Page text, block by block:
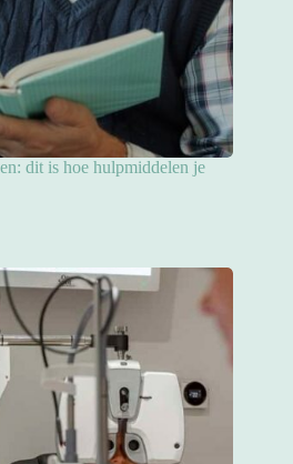
dit is hoe hulpmiddelen je